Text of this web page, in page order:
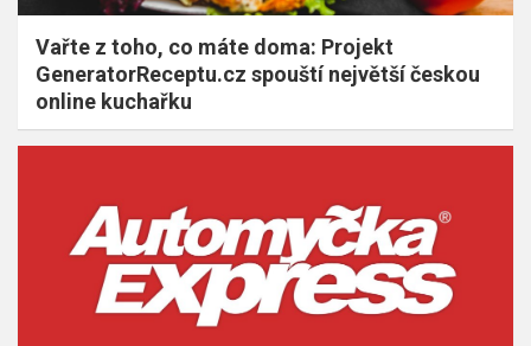
Vařte z toho, co máte doma: Projekt
GeneratorReceptu.cz spouští největší českou
online kuchařku